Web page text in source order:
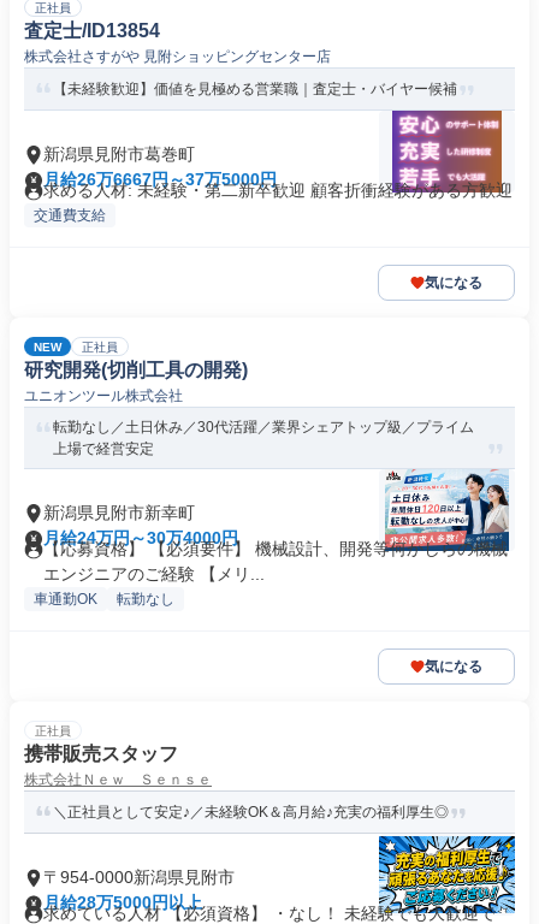
正社員
査定士/ID13854
株式会社さすがや 見附ショッピングセンター店
【未経験歓迎】価値を見極める営業職｜査定士・バイヤー候補
新潟県見附市葛巻町
月給26万6667円～37万5000円
求める人材: 未経験・第二新卒歓迎 顧客折衝経験がある方歓迎
交通費支給
気になる
NEW 正社員
研究開発(切削工具の開発)
ユニオンツール株式会社
転勤なし／土日休み／30代活躍／業界シェアトップ級／プライム
上場で経営安定
新潟県見附市新幸町
月給24万円～30万4000円
【応募資格】 【必須要件】 機械設計、開発等何かしらの機械
エンジニアのご経験 【メリ...
車通勤OK 転勤なし
気になる
正社員
携帯販売スタッフ
株式会社Ｎｅｗ Ｓｅｎｓｅ
＼正社員として安定♪／未経験OK＆高月給♪充実の福利厚生◎
〒954-0000新潟県見附市
月給28万5000円以上
求めている人材 【必須資格】 ・なし！ 未経験でも大歓迎で